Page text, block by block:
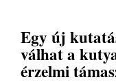
Egy új
válhat a
érzelmi